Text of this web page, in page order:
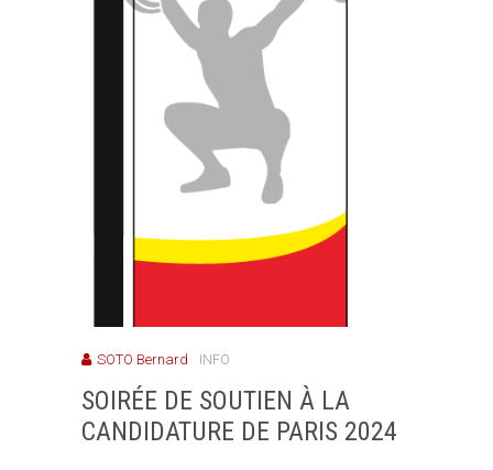
SOTO Bernard INFO
SOIRÉE DE SOUTIEN À LA
CANDIDATURE DE PARIS 2024